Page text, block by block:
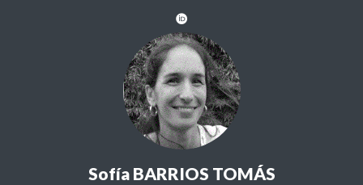
Sofía BARRIOS TOMÁS